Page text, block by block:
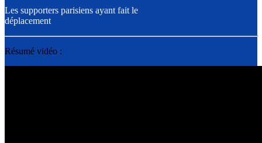
Les supporters parisiens ayant fait le
déplacement
Résumé vidéo :